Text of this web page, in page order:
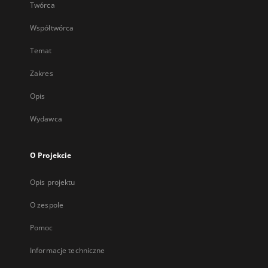
Twórca
Współtwórca
Temat
Zakres
Opis
Wydawca
O Projekcie
Opis projektu
O zespole
Pomoc
Informacje techniczne